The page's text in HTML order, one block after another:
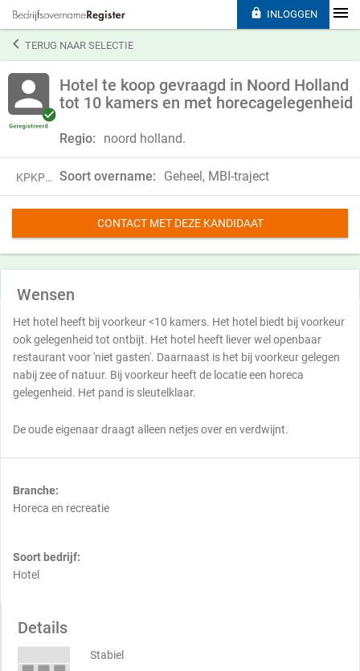
TERUG NAAR SELECTIE
Hotel te koop gevraagd in Noord Holland
tot 10 kamers en met horecagelegenheid
Regio: noord holland.
KPKP23JBK97P Soort overname: Geheel, MBI-traject
CONTACT MET DEZE KANDIDAAT
Wensen
Het hotel heeft bij voorkeur <10 kamers. Het hotel biedt bij voorkeur
ook gelegenheid tot ontbijt. Het hotel heeft liever wel openbaar
restaurant voor 'niet gasten'. Daarnaast is het bij voorkeur gelegen
nabij zee of natuur. Bij voorkeur heeft de locatie een horeca
gelegenheid. Het pand is sleutelklaar.
De oude eigenaar draagt alleen netjes over en verdwijnt.
Branche:
Horeca en recreatie
Soort bedrijf:
Hotel
Details
Stabiel
 INLOGGEN